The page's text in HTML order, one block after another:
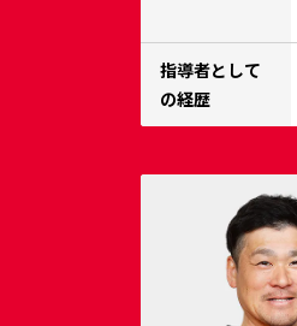
指導者として
の経歴